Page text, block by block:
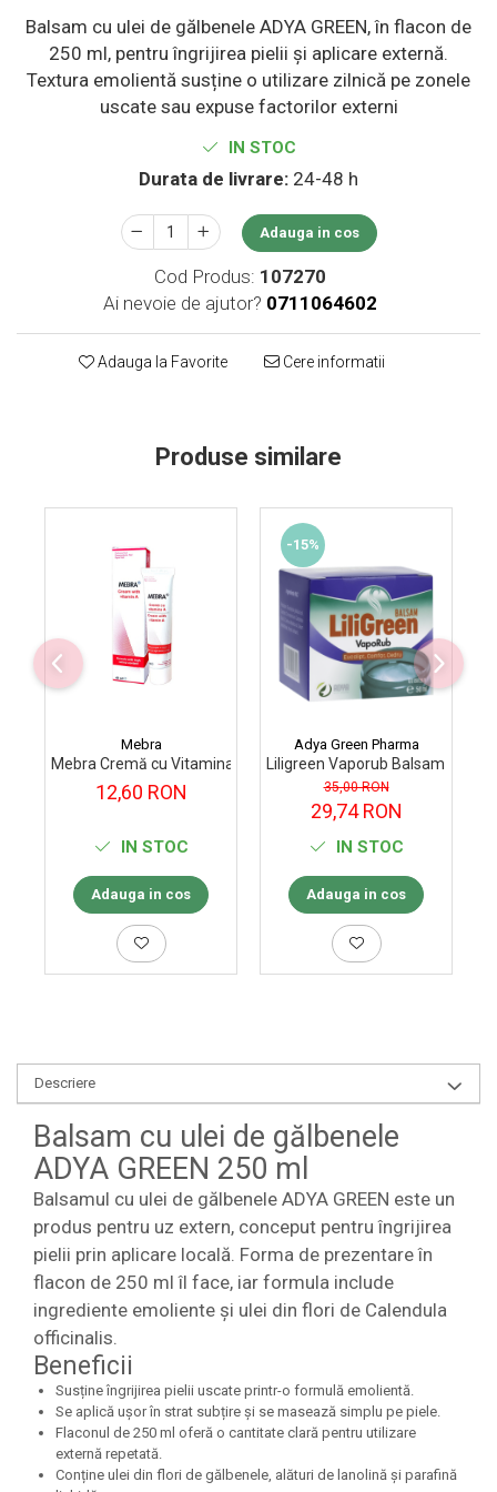
Supliment Vitamina D3
Supliment Vitamina E
Supliment Zinc
Balsam cu ulei de gălbenele ADYA GREEN, în flacon de
250 ml, pentru îngrijirea pielii și aplicare externă.
Textura emolientă susține o utilizare zilnică pe zonele
uscate sau expuse factorilor externi
IN STOC
Durata de livrare: 24-48 h
Adauga in cos
Cod Produs: 107270
Ai nevoie de ajutor? 0711064602
Adauga la Favorite Cere informatii
Produse similare
Mebra
Mebra Cremă cu Vitamina A, 40 ml
12,60 RON
IN STOC
Adauga in cos
-15%
Adya Green Pharma
Liligreen Vaporub Balsam 50 ml,
35,00 RON
29,74 RON
IN STOC
Adauga in cos
Descriere
Balsam cu ulei de gălbenele
ADYA GREEN 250 ml
Balsamul cu ulei de gălbenele ADYA GREEN este un
produs pentru uz extern, conceput pentru îngrijirea
pielii prin aplicare locală. Forma de prezentare în
flacon de 250 ml îl face, iar formula include
ingrediente emoliente și ulei din flori de Calendula
officinalis.
Beneficii
Susține îngrijirea pielii uscate printr-o formulă emolientă.
Se aplică ușor în strat subțire și se masează simplu pe piele.
Flaconul de 250 ml oferă o cantitate clară pentru utilizare
externă repetată.
Conține ulei din flori de gălbenele, alături de lanolină și parafină